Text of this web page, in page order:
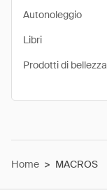
Autonoleggio
Libri
Prodotti di bellezza
Home > MACROS